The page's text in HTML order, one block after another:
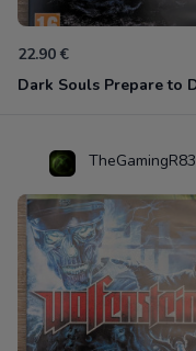
22.90 €
TheGamingR83